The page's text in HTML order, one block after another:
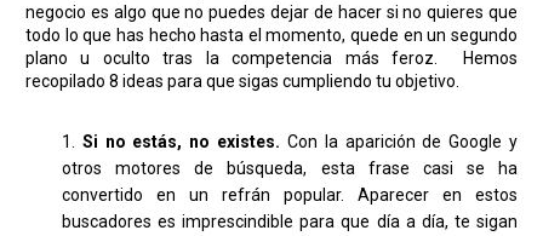
negocio es algo que no puedes dejar de hacer si no quieres que
todo lo que has hecho hasta el momento, quede en un segundo
plano u oculto tras la competencia más feroz. Hemos
recopilado 8 ideas para que sigas cumpliendo tu objetivo.
Si no estás, no existes. Con la aparición de Google y
otros motores de búsqueda, esta frase casi se ha
convertido en un refrán popular. Aparecer en estos
buscadores es imprescindible para que día a día, te sigan